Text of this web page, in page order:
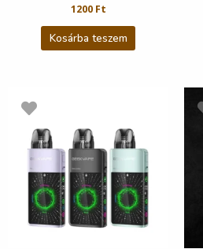
1200 Ft
Kosárba teszem